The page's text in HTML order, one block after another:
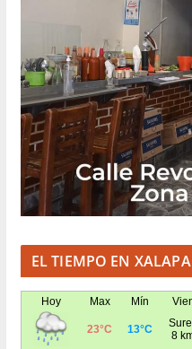
EL TIEMPO EN XALAPA